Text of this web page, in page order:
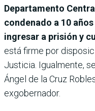
Departamento
condenado a 10
ingresar a prisión y
está firme por
Justicia. Igualmente,
Ángel de la Cruz
exgobernador.